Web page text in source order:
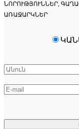
ՆՈՐՈՒԹՅՈՒՆՆԵՐ,
ՌԱՋԱՐԿՆԵՐ